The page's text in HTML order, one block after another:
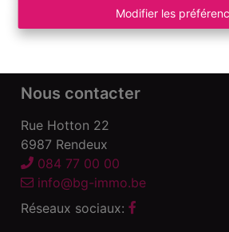
Modifier les
des devoirs de l\'agent
Déclaration de confidentialité-
Nous contacter
Rue Hotton 22
6987 Rendeux
084 77 00 00
info@bg-immo.be
Réseaux sociaux: